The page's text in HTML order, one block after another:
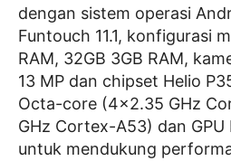
dengan sistem operasi
Funtouch 11.1, konfigurasi
RAM, 32GB 3GB RAM,
13 MP dan chipset Helio
Octa-core (4×2.35 GHz
GHz Cortex-A53) dan GPU
untuk mendukung